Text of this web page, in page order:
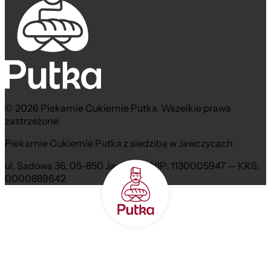
© 2026 Piekarnie Cukiernie Putka. Wszelkie prawa
zastrzeżone.
Piekarnie Cukiernie Putka z siedzibą w Jawczycach
ul. Sadowa 36, 05-850 Jawczyce NIP: 1130005947 — KRS:
0000889642